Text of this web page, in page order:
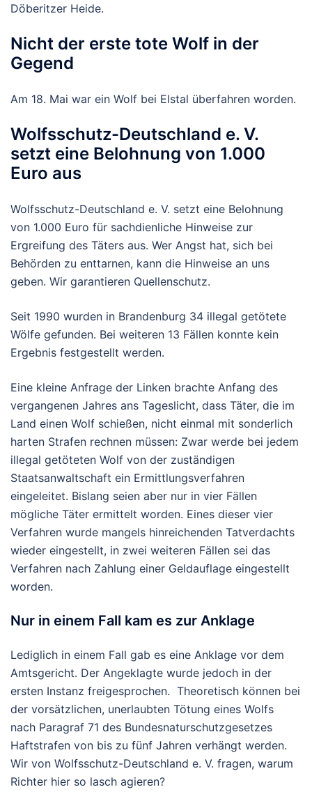
Döberitzer Heide.
Nicht der erste tote Wolf in der
Gegend
Am 18. Mai war ein Wolf bei Elstal überfahren worden.
Wolfsschutz-Deutschland e. V.
setzt eine Belohnung von 1.000
Euro aus
Wolfsschutz-Deutschland e. V. setzt eine Belohnung
von 1.000 Euro für sachdienliche Hinweise zur
Ergreifung des Täters aus. Wer Angst hat, sich bei
Behörden zu enttarnen, kann die Hinweise an uns
geben. Wir garantieren Quellenschutz.
Seit 1990 wurden in Brandenburg 34 illegal getötete
Wölfe gefunden. Bei weiteren 13 Fällen konnte kein
Ergebnis festgestellt werden.
Eine kleine Anfrage der Linken brachte Anfang des
vergangenen Jahres ans Tageslicht, dass Täter, die im
Land einen Wolf schießen, nicht einmal mit sonderlich
harten Strafen rechnen müssen: Zwar werde bei jedem
illegal getöteten Wolf von der zuständigen
Staatsanwaltschaft ein Ermittlungsverfahren
eingeleitet. Bislang seien aber nur in vier Fällen
mögliche Täter ermittelt worden. Eines dieser vier
Verfahren wurde mangels hinreichenden Tatverdachts
wieder eingestellt, in zwei weiteren Fällen sei das
Verfahren nach Zahlung einer Geldauflage eingestellt
worden.
Nur in einem Fall kam es zur Anklage
Lediglich in einem Fall gab es eine Anklage vor dem
Amtsgericht. Der Angeklagte wurde jedoch in der
ersten Instanz freigesprochen. Theoretisch können bei
der vorsätzlichen, unerlaubten Tötung eines Wolfs
nach Paragraf 71 des Bundesnaturschutzgesetzes
Haftstrafen von bis zu fünf Jahren verhängt werden.
Wir von Wolfsschutz-Deutschland e. V. fragen, warum
Richter hier so lasch agieren?